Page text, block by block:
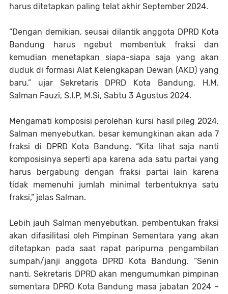
harus ditetapkan paling telat akhir September 2024.
“Dengan demikian, seusai dilantik anggota DPRD Kota
Bandung harus ngebut membentuk fraksi dan
kemudian menetapkan siapa-siapa saja yang akan
duduk di formasi Alat Kelengkapan Dewan (AKD) yang
baru,” ujar Sekretaris DPRD Kota Bandung, H.M.
Salman Fauzi, S.I.P, M.Si, Sabtu 3 Agustus 2024.
Mengamati komposisi perolehan kursi hasil pileg 2024,
Salman menyebutkan, besar kemungkinan akan ada 7
fraksi di DPRD Kota Bandung. “Kita lihat saja nanti
komposisinya seperti apa karena ada satu partai yang
harus bergabung dengan fraksi partai lain karena
tidak memenuhi jumlah minimal terbentuknya satu
fraksi,” jelas Salman.
Lebih jauh Salman menyebutkan, pembentukan fraksi
akan difasilitasi oleh Pimpinan Sementara yang akan
ditetapkan pada saat rapat paripurna pengambilan
sumpah/janji anggota DPRD Kota Bandung. “Senin
nanti, Sekretaris DPRD akan mengumumkan pimpinan
sementara DPRD Kota Bandung masa jabatan 2024 –